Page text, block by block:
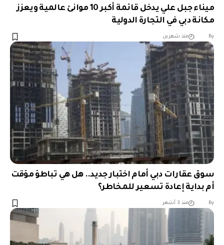
ميناء جبل علي يدخل قائمة أكبر 10 موانئ عالمية ويعزز
مكانة دبي في التجارة الدولية
By منذ شهرين
سوق عقارات دبي أمام اختبار جديد.. هل هي تباطؤ مؤقت
أم بداية إعادة تسعير للمخاطر؟
By منذ 3 أشهر